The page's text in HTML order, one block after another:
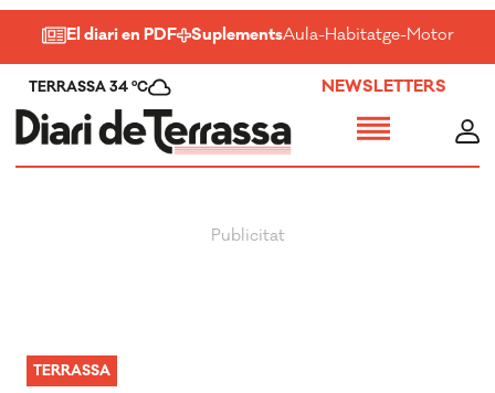
El diari en PDF SuplementsAula-Habitatge-Motor-
TERRASSA 34 ºC NEWSLETTERS
TERRASSA